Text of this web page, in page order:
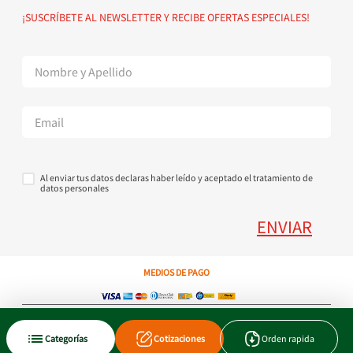
Categorías Cotizaciones Orden rapida
Suscribete al Newsletter
Superintendencia de Industria y Comercio
¡SUSCRÍBETE AL NEWSLETTER Y RECIBE OFERTAS ESPECIALES!
Al enviar tus datos declaras haber leído y aceptado el tratamiento de
datos personales
ENVIAR
MEDIOS DE PAGO
Copyright © 2023 JEN SA. Derechos Reservados. Util.com.co.